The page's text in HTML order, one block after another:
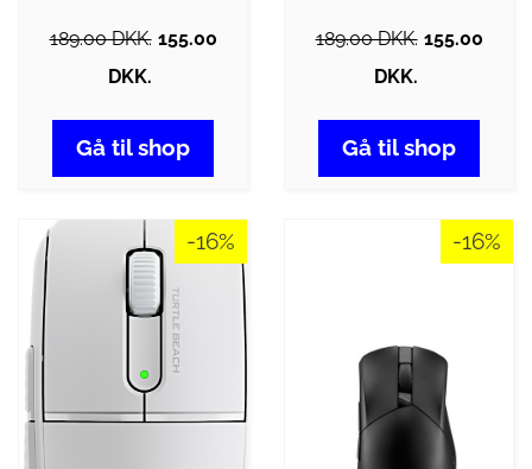
189.00 DKK. 155.00
DKK.
Gå til shop
189.00 DKK. 155.00
DKK.
Gå til shop
-16% -16%